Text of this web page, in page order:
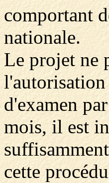
comportant
nationale.
Le projet ne
l'autorisation
d'examen
mois, il est
cette